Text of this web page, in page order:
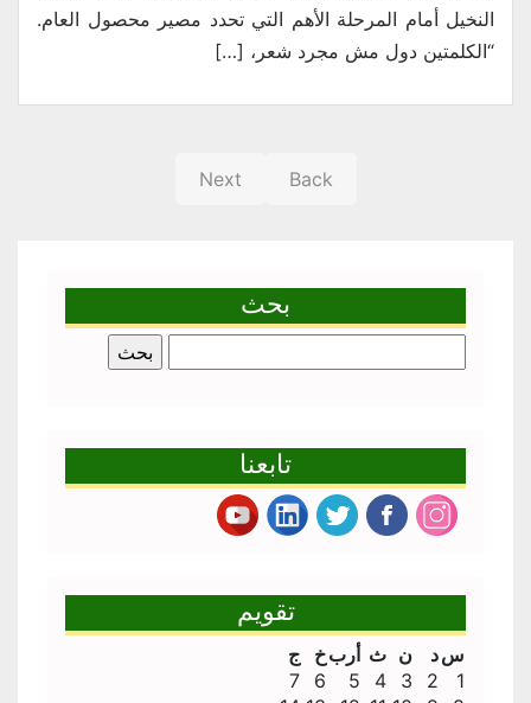
النخيل أمام المرحلة الأهم التي تحدد مصير محصول العام.
“الكلمتين دول مش مجرد شعر، […]
Back
Next
بحث
عن:
تابعنا
تقويم
سد ن ث أربخ
ج
1
2
3
4
5
6
7